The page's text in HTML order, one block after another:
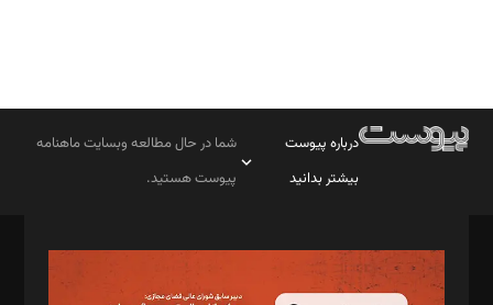
درباره پیوست
بیشتر بدانید
شما در حال مطالعه وبسایت ماهنامه
پیوست هستید.
مدیر مسئول: محمدباقر اثنی‌عشری
سردبیر: مهرک محمودی